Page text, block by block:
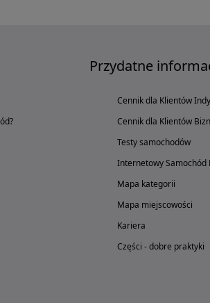
Przydatne
Cennik dla Klientów
Cennik dla Klientów
Testy samochodów
Internetowy Samochód
Mapa kategorii
Mapa miejscowości
Kariera
Części - dobre praktyki